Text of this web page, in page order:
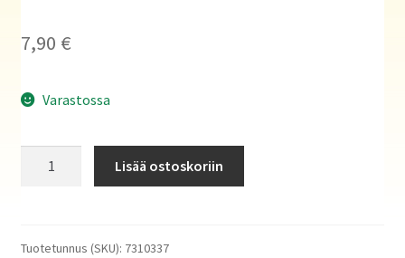
7,90 €
Varastossa
Lisää ostoskoriin
Tuotetunnus (SKU): 7310337